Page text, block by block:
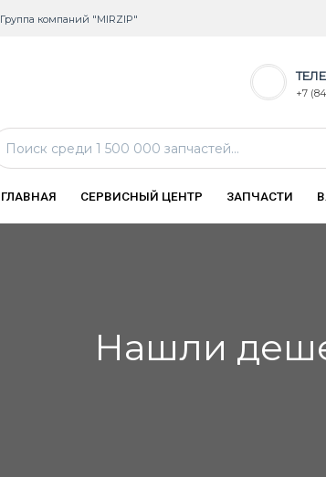
Группа компаний "MIRZIP"
+7
ГЛАВНАЯ СЕРВИСНЫЙ ЦЕНТР ЗАПЧАСТИ
Нашли